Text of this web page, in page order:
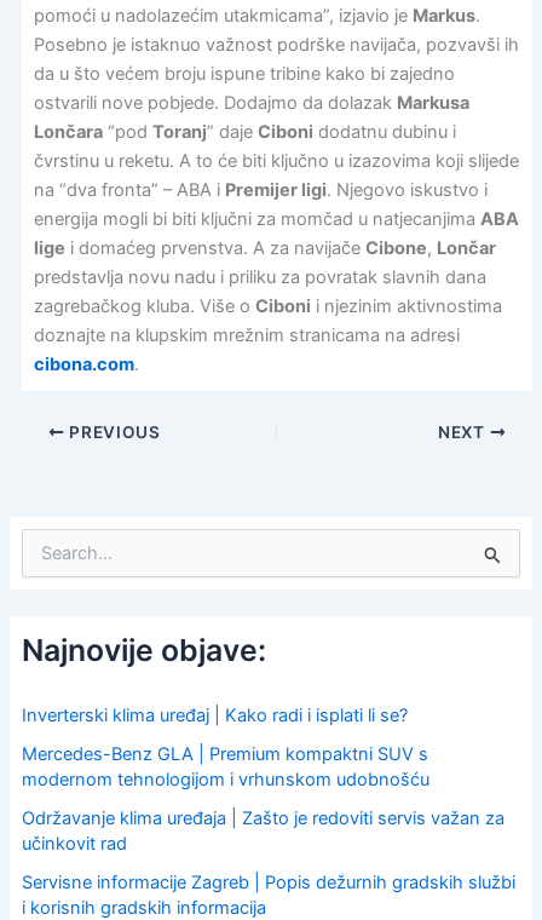
pomoći u nadolazećim utakmicama”, izjavio je Markus.
Posebno je istaknuo važnost podrške navijača, pozvavši ih
da u što većem broju ispune tribine kako bi zajedno
ostvarili nove pobjede. Dodajmo da dolazak Markusa
Lončara“pod Toranj” daje Ciboni dodatnu dubinu i
čvrstinu u reketu. A to će biti ključno u izazovima koji slijede
na “dva fronta” – ABA i Premijer ligi. Njegovo iskustvo i
energija mogli bi biti ključni za momčad u natjecanjima ABA
lige i domaćeg prvenstva. A za navijače Cibone, Lončar
predstavlja novu nadu i priliku za povratak slavnih dana
zagrebačkog kluba. Više o Ciboni i njezinim aktivnostima
doznajte na klupskim mrežnim stranicama na adresi
cibona.com.
PREVIOUS NEXT
c
h
o
:
Najnovije objave:
Inverterski klima uređaj | Kako radi i isplati li se?
Mercedes-Benz GLA | Premium kompaktni SUV s
modernom tehnologijom i vrhunskom udobnošću
Održavanje klima uređaja | Zašto je redoviti servis važan za
učinkovit rad
Servisne informacije Zagreb | Popis dežurnih gradskih službi
i korisnih gradskih informacija